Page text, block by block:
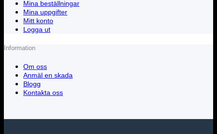
Mina beställningar
Mina uppgifter
Mitt konto
Logga ut
Information
Om oss
Anmäl en skada
Blogg
Kontakta oss